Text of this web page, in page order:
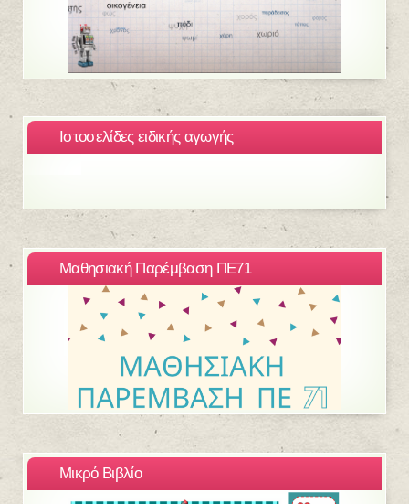
Ιστοσελίδες ειδικής αγωγής
Μαθησιακή Παρέμβαση ΠΕ71
Μικρό Βιβλίο